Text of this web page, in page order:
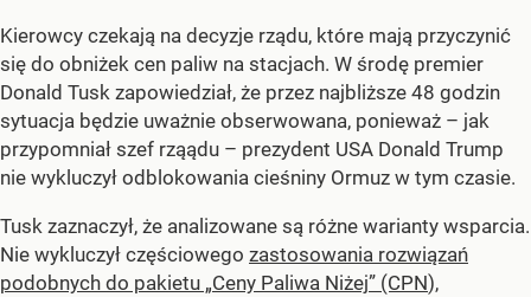
Kierowcy czekają na decyzje rządu, które mają przyczynić
się do obniżek cen paliw na stacjach. W środę premier
Donald Tusk zapowiedział, że przez najbliższe 48 godzin
sytuacja będzie uważnie obserwowana, ponieważ – jak
przypomniał szef rząądu – prezydent USA Donald Trump
nie wykluczył odblokowania cieśniny Ormuz w tym czasie.
Tusk zaznaczył, że analizowane są różne warianty wsparcia.
Nie wykluczył częściowego zastosowania rozwiązań
podobnych do pakietu „Ceny Paliwa Niżej” (CPN),